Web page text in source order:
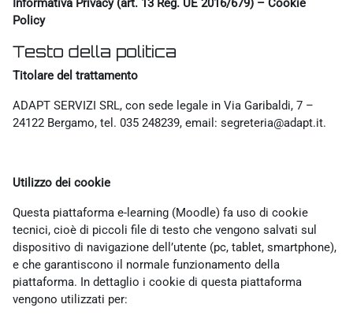
Informativa Privacy (art. 13 Reg. UE 2016/679) – Cookie
Policy
Testo della politica
Titolare del trattamento
ADAPT SERVIZI SRL, con sede legale in Via Garibaldi, 7 –
24122 Bergamo, tel. 035 248239, email: segreteria@adapt.it.
Utilizzo dei cookie
Questa piattaforma e-learning (Moodle) fa uso di cookie
tecnici, cioè di piccoli file di testo che vengono salvati sul
dispositivo di navigazione dell’utente (pc, tablet, smartphone),
e che garantiscono il normale funzionamento della
piattaforma. In dettaglio i cookie di questa piattaforma
vengono utilizzati per: